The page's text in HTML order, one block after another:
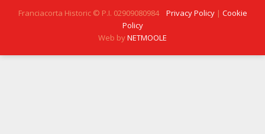
Franciacorta Historic © P.I. 02909080984 Privacy Policy| Cookie
Policy
Web byNETMOOLE